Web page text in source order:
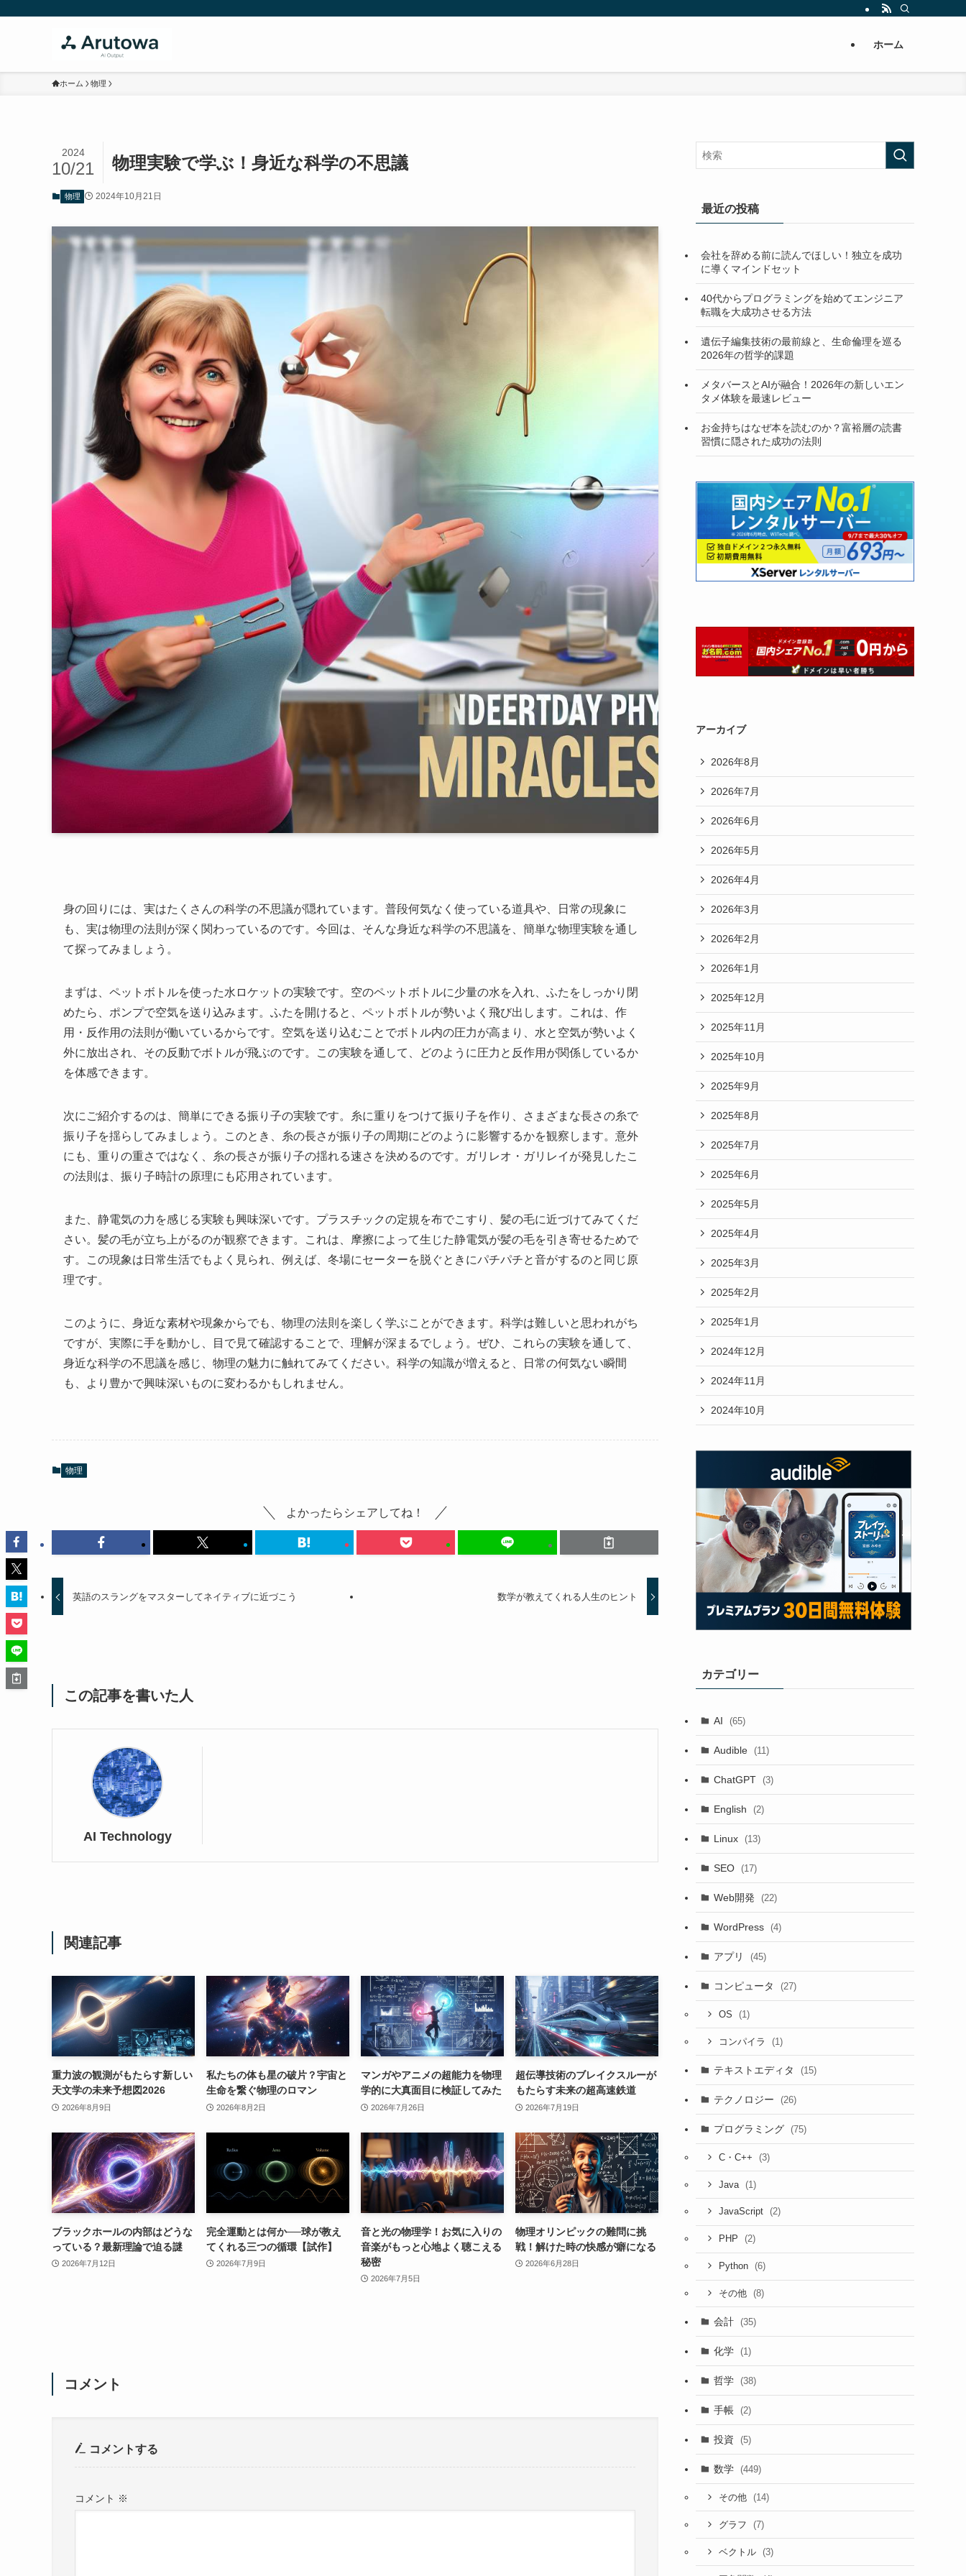
ホーム
ホーム 物理
物理実験で学ぶ！身近な科学の不思議
2024
10/21
物理 2024年10月21日
身の回りには、実はたくさんの科学の不思議が隠れています。普段何気なく使っている道具や、日常の現象に
も、実は物理の法則が深く関わっているのです。今回は、そんな身近な科学の不思議を、簡単な物理実験を通し
て探ってみましょう。
まずは、ペットボトルを使った水ロケットの実験です。空のペットボトルに少量の水を入れ、ふたをしっかり閉
めたら、ポンプで空気を送り込みます。ふたを開けると、ペットボトルが勢いよく飛び出します。これは、作
用・反作用の法則が働いているからです。空気を送り込むことでボトル内の圧力が高まり、水と空気が勢いよく
外に放出され、その反動でボトルが飛ぶのです。この実験を通して、どのように圧力と反作用が関係しているか
を体感できます。
次にご紹介するのは、簡単にできる振り子の実験です。糸に重りをつけて振り子を作り、さまざまな長さの糸で
振り子を揺らしてみましょう。このとき、糸の長さが振り子の周期にどのように影響するかを観察します。意外
にも、重りの重さではなく、糸の長さが振り子の揺れる速さを決めるのです。ガリレオ・ガリレイが発見したこ
の法則は、振り子時計の原理にも応用されています。
また、静電気の力を感じる実験も興味深いです。プラスチックの定規を布でこすり、髪の毛に近づけてみてくだ
さい。髪の毛が立ち上がるのが観察できます。これは、摩擦によって生じた静電気が髪の毛を引き寄せるためで
す。この現象は日常生活でもよく見られ、例えば、冬場にセーターを脱ぐときにパチパチと音がするのと同じ原
理です。
このように、身近な素材や現象からでも、物理の法則を楽しく学ぶことができます。科学は難しいと思われがち
ですが、実際に手を動かし、目で見て確認することで、理解が深まるでしょう。ぜひ、これらの実験を通して、
身近な科学の不思議を感じ、物理の魅力に触れてみてください。科学の知識が増えると、日常の何気ない瞬間
も、より豊かで興味深いものに変わるかもしれません。
物理
よかったらシェアしてね！
英語のスラングをマスターしてネイティブに近づこう 数学が教えてくれる人生のヒント
この記事を書いた人
AI Technology
関連記事
重力波の観測がもたらす新しい
天文学の未来予想図2026
2026年8月9日
私たちの体も星の破片？宇宙と
生命を繋ぐ物理のロマン
2026年8月2日
マンガやアニメの超能力を物理
学的に大真面目に検証してみた
2026年7月26日
超伝導技術のブレイクスルーが
もたらす未来の超高速鉄道
2026年7月19日
ブラックホールの内部はどうな
っている？最新理論で迫る謎
2026年7月12日
完全運動とは何か──球が教え
てくれる三つの循環【試作】
2026年7月9日
音と光の物理学！お気に入りの
音楽がもっと心地よく聴こえる
秘密
2026年7月5日
物理オリンピックの難問に挑
戦！解けた時の快感が癖になる
2026年6月28日
コメント
コメントする
コメント ※
最近の投稿
会社を辞める前に読んでほしい！独立を成功
に導くマインドセット
40代からプログラミングを始めてエンジニア
転職を大成功させる方法
遺伝子編集技術の最前線と、生命倫理を巡る
2026年の哲学的課題
メタバースとAIが融合！2026年の新しいエン
タメ体験を最速レビュー
お金持ちはなぜ本を読むのか？富裕層の読書
習慣に隠された成功の法則
アーカイブ
2026年8月
2026年7月
2026年6月
2026年5月
2026年4月
2026年3月
2026年2月
2026年1月
2025年12月
2025年11月
2025年10月
2025年9月
2025年8月
2025年7月
2025年6月
2025年5月
2025年4月
2025年3月
2025年2月
2025年1月
2024年12月
2024年11月
2024年10月
カテゴリー
AI (65)
Audible (11)
ChatGPT (3)
English (2)
Linux (13)
SEO (17)
Web開発 (22)
WordPress (4)
アプリ (45)
コンピュータ (27)
OS (1)
コンパイラ (1)
テキストエディタ (15)
テクノロジー (26)
プログラミング (75)
C・C++ (3)
Java (1)
JavaScript (2)
PHP (2)
Python (6)
その他 (8)
会計 (35)
化学 (1)
哲学 (38)
手帳 (2)
投資 (5)
数学 (449)
その他 (14)
グラフ (7)
ベクトル (3)